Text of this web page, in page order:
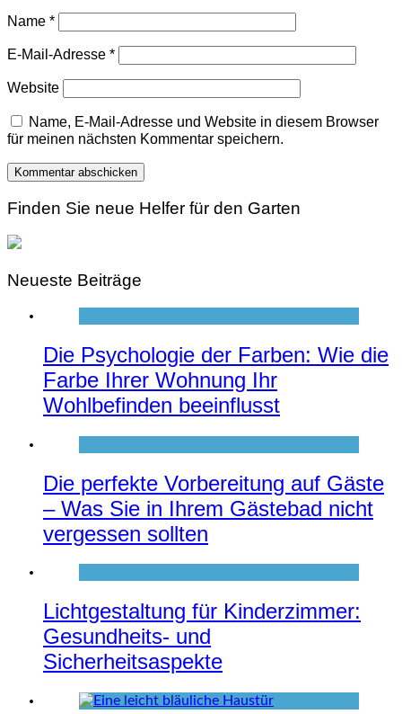
Name *
E-Mail-Adresse *
Website
Name, E-Mail-Adresse und Website in diesem Browser
für meinen nächsten Kommentar speichern.
Finden Sie neue Helfer für den Garten
Neueste Beiträge
Die Psychologie der Farben: Wie die
Farbe Ihrer Wohnung Ihr
Wohlbefinden beeinflusst
Die perfekte Vorbereitung auf Gäste
– Was Sie in Ihrem Gästebad nicht
vergessen sollten
Lichtgestaltung für Kinderzimmer:
Gesundheits- und
Sicherheitsaspekte